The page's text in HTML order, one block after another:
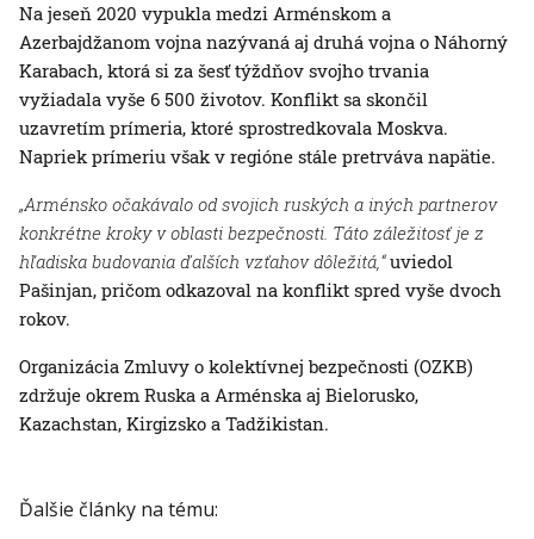
Na jeseň 2020 vypukla medzi Arménskom a
Azerbajdžanom vojna nazývaná aj druhá vojna o Náhorný
Karabach, ktorá si za šesť týždňov svojho trvania
vyžiadala vyše 6 500 životov. Konflikt sa skončil
uzavretím prímeria, ktoré sprostredkovala Moskva.
Napriek prímeriu však v regióne stále pretrváva napätie.
„Arménsko očakávalo od svojich ruských a iných partnerov
konkrétne kroky v oblasti bezpečnosti. Táto záležitosť je z
hľadiska budovania ďalších vzťahov dôležitá,“uviedol
Pašinjan, pričom odkazoval na konflikt spred vyše dvoch
rokov.
Organizácia Zmluvy o kolektívnej bezpečnosti (OZKB)
zdržuje okrem Ruska a Arménska aj Bielorusko,
Kazachstan, Kirgizsko a Tadžikistan.
Ďalšie články na tému: